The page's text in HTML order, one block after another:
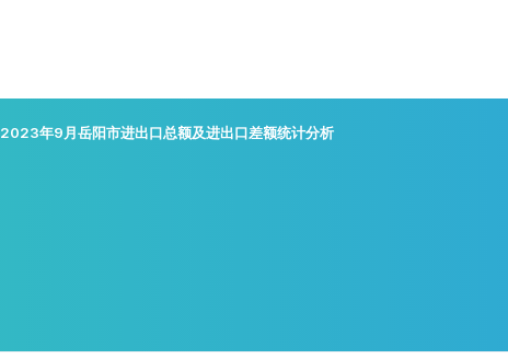
2023年9月岳阳市进出口总额及进出口差额统计分析